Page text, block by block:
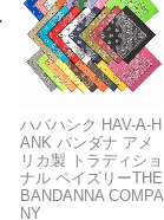
ハバハンク HAV-A-H
ANK バンダナ アメ
リカ製 トラディショ
ナル ペイズリーTHE
BANDANNA COMPA
NY